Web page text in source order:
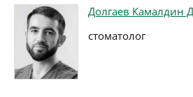
Долгаев Камалдин
стоматолог